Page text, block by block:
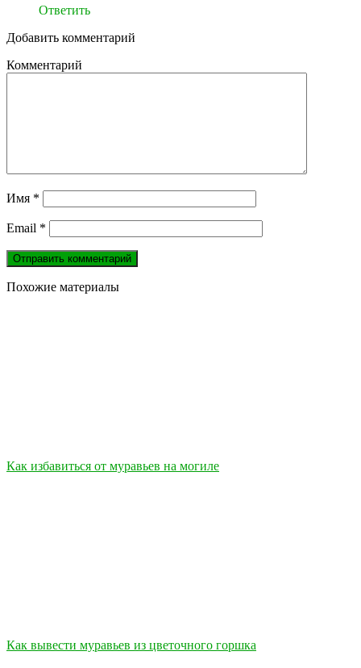
Ответить
Добавить комментарий
Комментарий
Имя *
Email *
Похожие материалы
Как избавиться от муравьев на могиле
Как вывести муравьев из цветочного горшка